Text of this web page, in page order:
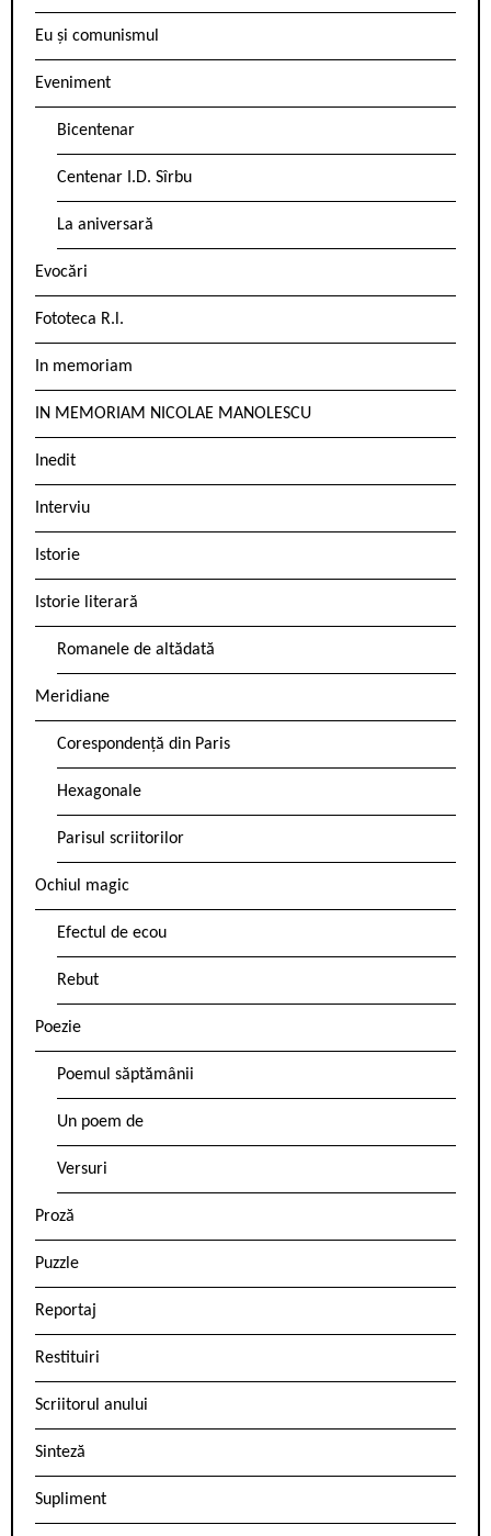
Eu și comunismul
Eveniment
Bicentenar
Centenar I.D. Sîrbu
La aniversară
Evocări
Fototeca R.l.
In memoriam
IN MEMORIAM NICOLAE MANOLESCU
Inedit
Interviu
Istorie
Istorie literară
Romanele de altădată
Meridiane
Corespondență din Paris
Hexagonale
Parisul scriitorilor
Ochiul magic
Efectul de ecou
Rebut
Poezie
Poemul săptămânii
Un poem de
Versuri
Proză
Puzzle
Reportaj
Restituiri
Scriitorul anului
Sinteză
Supliment